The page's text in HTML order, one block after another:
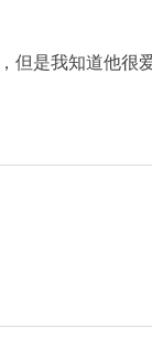
但是我知道他很